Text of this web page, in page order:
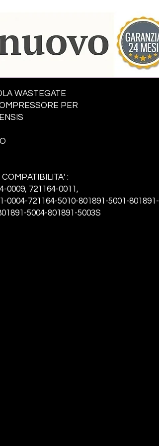
WASTEGATE
PER
:
0009, 721164-0011,
0004-721164-5010-801891-5001-801891-
5004-801891-5003S